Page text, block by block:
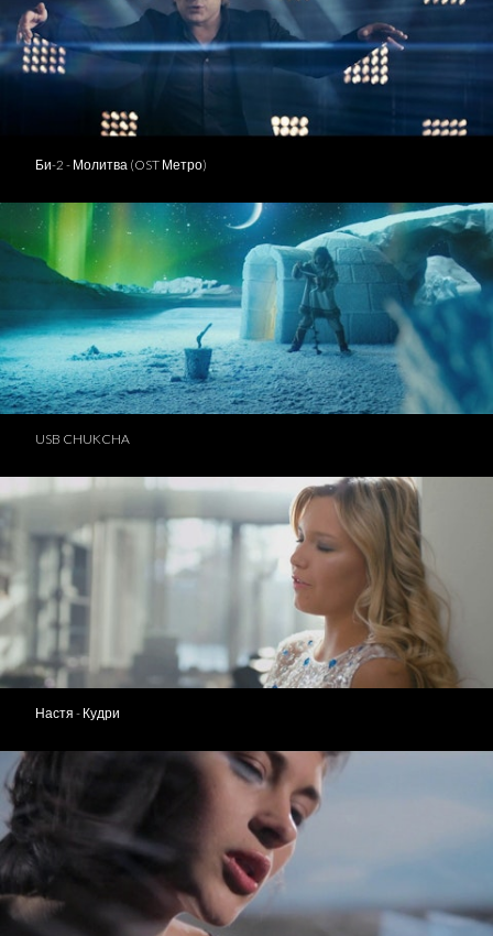
Би-2 - Молитва (OST Метро)
USB CHUKCHA
Настя - Кудри